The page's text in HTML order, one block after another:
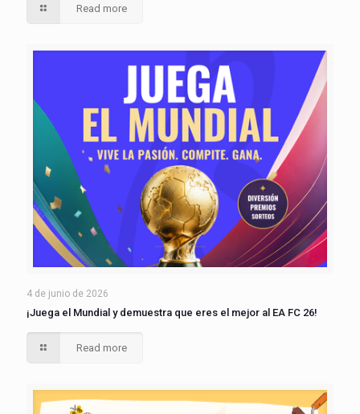
Read more
4 de junio de 2026
¡Juega el Mundial y demuestra que eres el mejor al EA FC 26!
Read more